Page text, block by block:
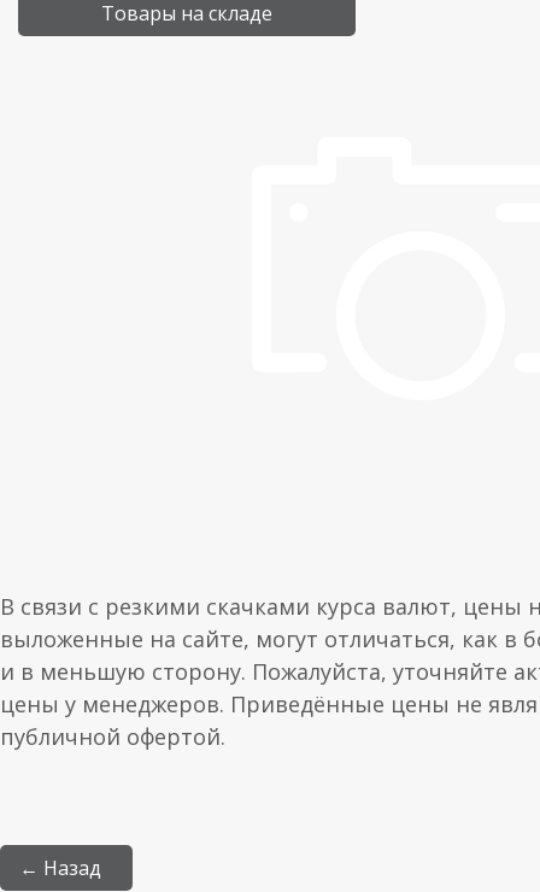
Товары на складе
В связи с резкими скачками курса валют, цены
выложенные на сайте, могут отличаться, как в
и в меньшую сторону. Пожалуйста, уточняйте
цены у менеджеров. Приведённые цены не
публичной офертой.
← Назад